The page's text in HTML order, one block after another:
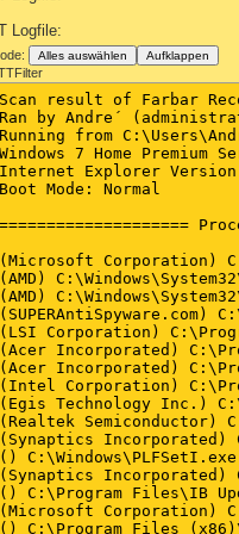
Logfile:
Alles auswählen Aufklappen
Scan result of Farbar Recovery Scan Tool (FRST.txt) (x64) Version: 16-12-2013 02
Ran by Andre´ (administrator) on ANDRE´S-PC on 16-12-2013 16:48:18
Running from C:\Users\Andre´\Downloads
Windows 7 Home Premium Service Pack 1 (X64) OS Language: German Standard
Internet Explorer Version 8
Boot Mode: Normal

==================== Processes (Whitelisted) =================

(Microsoft Corporation) C:\Program Files\Microsoft Security Client\MsMpEng.exe
(AMD) C:\Windows\System32\atiesrxx.exe
(AMD) C:\Windows\System32\atieclxx.exe
(SUPERAntiSpyware.com) C:\Program Files\SUPERAntiSpyware\SASCore64.exe
(LSI Corporation) C:\Program Files\LSI SoftModem\agr64svc.exe
(Acer Incorporated) C:\Program Files\Acer\Acer ePower Management\ePowerSvc.exe
(Acer Incorporated) C:\Program Files (x86)\Acer\Registration\GregHSRW.exe
(Intel Corporation) C:\Program Files (x86)\Intel\Intel Matrix Storage Manager\IAAnotif.exe
(Egis Technology Inc.) C:\Program Files (x86)\EgisTec\MyWinLocker 3\x86\mwlDaemon.exe
(Realtek Semiconductor) C:\Program Files\Realtek\Audio\HDA\RAVCpl64.exe
(Synaptics Incorporated) C:\Program Files\Synaptics\SynTP\SynTPEnh.exe
() C:\Windows\PLFSetI.exe
(Synaptics Incorporated) C:\Program Files\Synaptics\SynTP\SynTPHelper.exe
() C:\Program Files\IB Updater\ExtensionUpdaterService.exe
(Microsoft Corporation) C:\Program Files\Microsoft Security Client\msseces.exe
() C:\Program Files (x86)\ICQ6Toolbar\ICQ Service.exe
(Huawei Technologies Co., Ltd.) C:\Users\Andre´\AppData\Roaming\T-Mobile Internet Manager\ouc.exe
(NewTech Infosystems, Inc.) C:\Program Files (x86)\NewTech Infosystems\Acer Backup Manager\IScheduleSvc.exe
(SUPERAntiSpyware) C:\Program Files\SUPERAntiSpyware\SUPERAntiSpyware.exe
(NewTech Infosystems, Inc.) C:\Program Files (x86)\NewTech Infosystems\NTI Backup Now 5\SchedulerSvc.exe
() C:\Program Files (x86)\Cyberlink\Shared files\RichVideo.exe
(Safer-Networking Ltd.) C:\Program Files (x86)\Spybot - Search & Destroy 2\SDFSSvc.exe
(Brother Industries, Ltd.) C:\Program Files (x86)\Brother\Brmfcmon\BrMfcWnd.exe
(NewTech Infosystems, Inc.) C:\Program Files (x86)\NewTech Infosystems\Acer Backup Manager\BackupManagerTray.exe
(Egis Technology Inc.) C:\Program Files (x86)\EgisTec Egis Software Update\EgisUpdate.exe
(Dritek System Inc.) C:\Program Files (x86)\Launch Manager\LManager.exe
(CyberLink Corp.) C:\Program Files (x86)\Acer Arcade Deluxe\Acer Arcade Deluxe\ArcadeDeluxeAgent.exe
(Acer Corp.) C:\Program Files (x86)\Acer Arcade Deluxe\PlayMovie\PMVService.exe
(Huawei Technologies Co., Ltd.) C:\Program Files (x86)\T-Mobile\T-Mobile Internet Manager\DataCardMonitor.exe
(Bandoo Media, inc) C:\Program Files (x86)\Windows Searchqu Toolbar\Datamngr\datamngrUI.exe
(AVEO) C:\Program Files (x86)\AVEO USB2.0 PC Camera(U2HGCV3P31048)\AveoSTI.exe
(Brother Industries, Ltd.) C:\Program Files (x86)\Brother\Brmfcmon\BrMfimon.exe
(Safer-Networking Ltd.) C:\Program Files (x86)\Spybot - Search & Destroy 2\SDTray.exe
(Microsoft Corporation) C:\Program Files (x86)\Microsoft Application Virtualization Client\sftvsa.exe